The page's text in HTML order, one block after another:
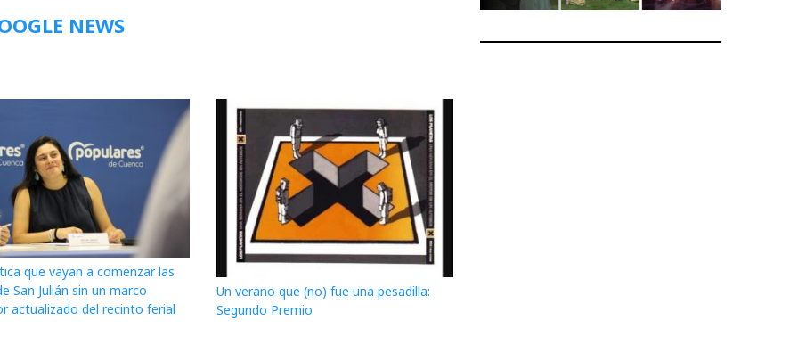
NEWS
que vayan a comenzar las
San Julián sin un marco
actualizado del recinto ferial
Un verano que (no) fue una pesadilla:
Segundo Premio